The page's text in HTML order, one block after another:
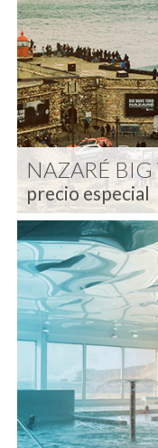
NAZARÉ BIG
precio especial